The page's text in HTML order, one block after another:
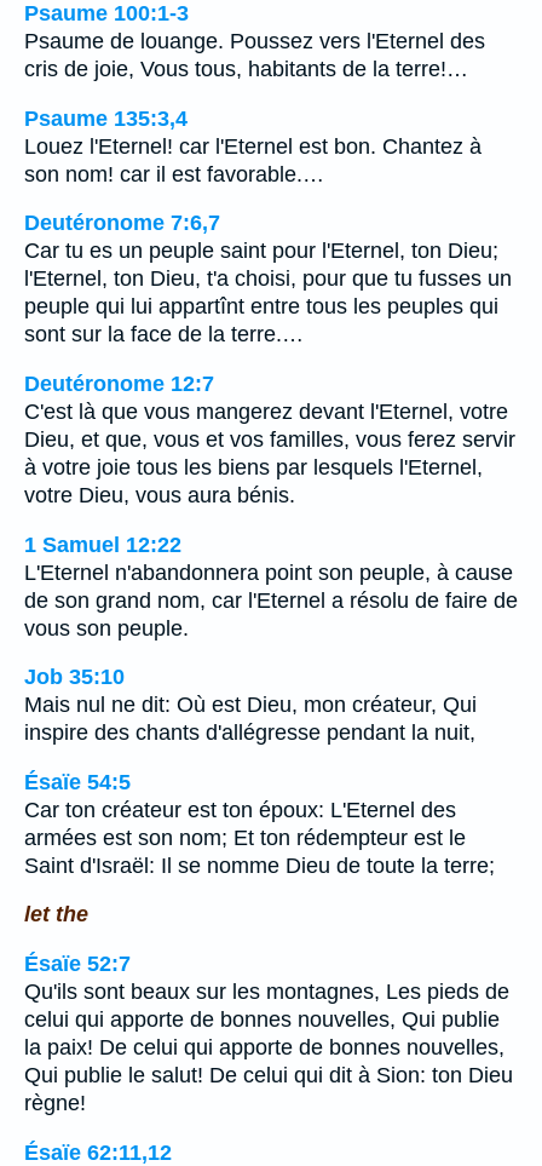
Psaume 100:1-3
Psaume de louange. Poussez vers l'Eternel des
cris de joie, Vous tous, habitants de la terre!…
Psaume 135:3,4
Louez l'Eternel! car l'Eternel est bon. Chantez à
son nom! car il est favorable.…
Deutéronome 7:6,7
Car tu es un peuple saint pour l'Eternel, ton Dieu;
l'Eternel, ton Dieu, t'a choisi, pour que tu fusses un
peuple qui lui appartînt entre tous les peuples qui
sont sur la face de la terre.…
Deutéronome 12:7
C'est là que vous mangerez devant l'Eternel, votre
Dieu, et que, vous et vos familles, vous ferez servir
à votre joie tous les biens par lesquels l'Eternel,
votre Dieu, vous aura bénis.
1 Samuel 12:22
L'Eternel n'abandonnera point son peuple, à cause
de son grand nom, car l'Eternel a résolu de faire de
vous son peuple.
Job 35:10
Mais nul ne dit: Où est Dieu, mon créateur, Qui
inspire des chants d'allégresse pendant la nuit,
Ésaïe 54:5
Car ton créateur est ton époux: L'Eternel des
armées est son nom; Et ton rédempteur est le
Saint d'Israël: Il se nomme Dieu de toute la terre;
let the
Ésaïe 52:7
Qu'ils sont beaux sur les montagnes, Les pieds de
celui qui apporte de bonnes nouvelles, Qui publie
la paix! De celui qui apporte de bonnes nouvelles,
Qui publie le salut! De celui qui dit à Sion: ton Dieu
règne!
Ésaïe 62:11,12